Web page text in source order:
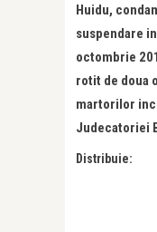
Huidu,
suspendare
octombrie
rotit de doua
martorilor
Judecatoriei
Distribuie: